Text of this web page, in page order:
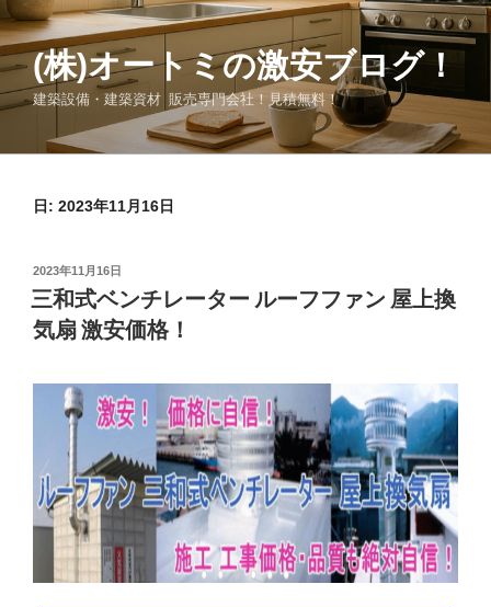
コ
ン
テ
ン
ツ
(株)オートミの激安ブログ！
建築設備・建築資材 販売専門会社！見積無料！
日: 2023年11月16日
投
稿
日:
2023年11月16日
三和式ベンチレーター ルーフファン 屋上換
気扇 激安価格！